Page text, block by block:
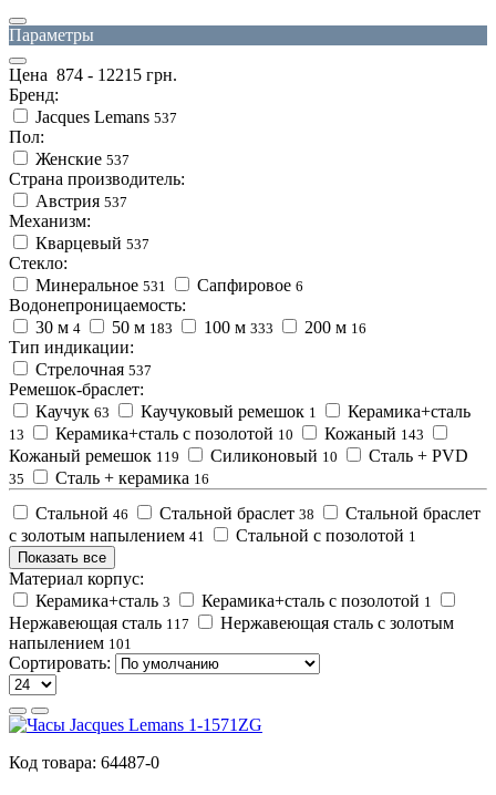
Параметры
Цена 874 - 12215 грн.
Бренд:
Jacques Lemans 537
Пол:
Женские 537
Страна производитель:
Австрия 537
Механизм:
Кварцевый 537
Стекло:
Минеральное 531 Сапфировое 6
Водонепроницаемость:
30 м 4 50 м 183 100 м 333 200 м 16
Тип индикации:
Стрелочная 537
Ремешок-браслет:
Каучук 63 Каучуковый ремешок 1 Керамика+сталь
13 Керамика+сталь c позолотой 10 Кожаный 143
Кожаный ремешок 119 Силиконовый 10 Сталь + PVD
35 Сталь + керамика 16
Стальной 46 Стальной браслет 38
Стальной браслет
с золотым напылением 41 Стальной с позолотой 1
Показать все
Материал корпус:
Керамика+сталь 3 Керамика+сталь с позолотой 1
Нержавеющая сталь 117
Нержавеющая сталь с золотым
напылением 101
Сортировать:
Код товара: 64487-0